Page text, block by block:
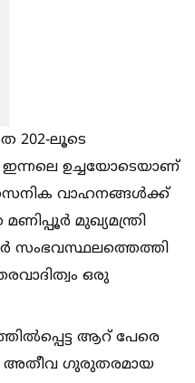
202-ലൂടെ
ഉച്ചയോടെയാണ്
സൈനിക വാഹനങ്ങള്‍ക്ക്
മുഖ്യമന്ത്രി
സംഭവസ്ഥലത്തെത്തി
ഒരു
ആറ് പേരെ
അതീവ ഗുരുതരമായ